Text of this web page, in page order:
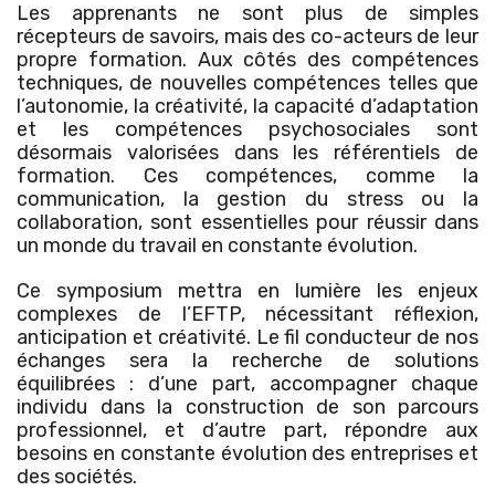
Les apprenants ne sont plus de simples
récepteurs de savoirs, mais des co-acteurs de leur
propre formation. Aux côtés des compétences
techniques, de nouvelles compétences telles que
l’autonomie, la créativité, la capacité d’adaptation
et les compétences psychosociales sont
désormais valorisées dans les référentiels de
formation. Ces compétences, comme la
communication, la gestion du stress ou la
collaboration, sont essentielles pour réussir dans
un monde du travail en constante évolution.
Ce symposium mettra en lumière les enjeux
complexes de l’EFTP, nécessitant réflexion,
anticipation et créativité. Le fil conducteur de nos
échanges sera la recherche de solutions
équilibrées : d’une part, accompagner chaque
individu dans la construction de son parcours
professionnel, et d’autre part, répondre aux
besoins en constante évolution des entreprises et
des sociétés.